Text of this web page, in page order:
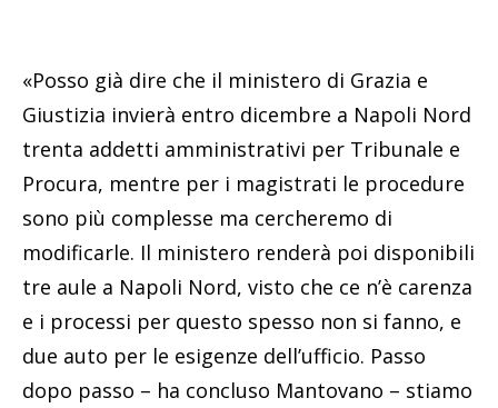
«Posso già dire che il ministero di Grazia e
Giustizia invierà entro dicembre a Napoli Nord
trenta addetti amministrativi per Tribunale e
Procura, mentre per i magistrati le procedure
sono più complesse ma cercheremo di
modificarle. Il ministero renderà poi disponibili
tre aule a Napoli Nord, visto che ce n’è carenza
e i processi per questo spesso non si fanno, e
due auto per le esigenze dell’ufficio. Passo
dopo passo – ha concluso Mantovano – stiamo